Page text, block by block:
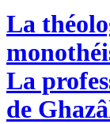
La
La
de